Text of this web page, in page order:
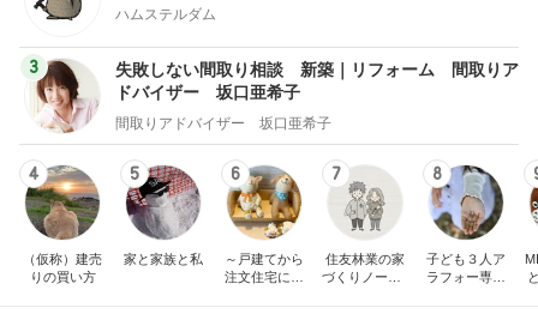
ハムステルダム
3
失敗しない間取り相談 新築｜リフォーム 間取りア
ドバイザー 坂口亜希子
間取りアドバイザー 坂口亜希子
4
（仮称）建売
りの買い方
5
家と家族と私
6
～戸建てから
注文住宅に住
7
住友林業の家
づくりノート |
8
子ども３人ア
ラフォー専業